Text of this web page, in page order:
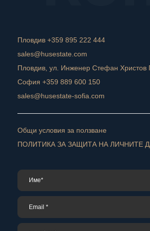
Пловдив +359 895 222 444
sales@husestate.com
Пловдив, ул. Инженер Стефан Христов
София +359 889 600 150
sales@husestate-sofia.com
Общи условия за ползване
ПОЛИТИКА ЗА ЗАЩИТА НА ЛИЧНИТЕ